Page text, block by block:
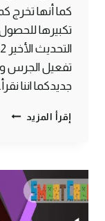
كما أنها تخرج
تكبيرها
تفعيل الجرس
جديدكما اننا
إقرأ المزيد طريقة
ماين
كرافت